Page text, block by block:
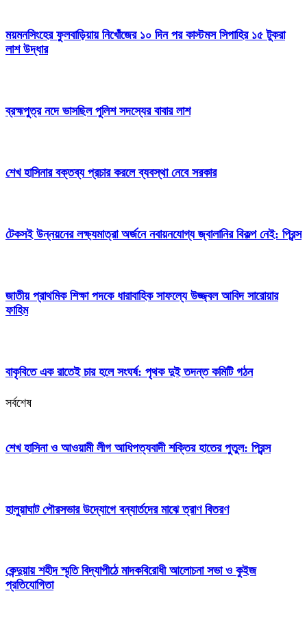
ময়মনসিংহের ফুলবাড়িয়ায় নিখোঁজের ১০ দিন পর কাস্টমস সিপাহির ১৫ টুকরা
লাশ উদ্ধার
ব্রহ্মপুত্র নদে ভাসছিল পুলিশ সদস্যের বাবার লাশ
শেখ হাসিনার বক্তব্য প্রচার করলে ব্যবস্থা নেবে সরকার
টেকসই উন্নয়নের লক্ষ্যমাত্রা অর্জনে নবায়নযোগ্য জ্বালানির বিকল্প নেই: প্রিন্স
জাতীয় প্রাথমিক শিক্ষা পদকে ধারাবাহিক সাফল্যে উজ্জ্বল আবিদ সারোয়ার
ফাহিম
বাকৃবিতে এক রাতেই চার হলে সংঘর্ষ: পৃথক দুই তদন্ত কমিটি গঠন
সর্বশেষ
শেখ হাসিনা ও আওয়ামী লীগ আধিপত্যবাদী শক্তির হাতের পুতুল: প্রিন্স
হালুয়াঘাট পৌরসভার উদ্যোগে বন্যার্তদের মাঝে ত্রাণ বিতরণ
কেন্দুয়ায় শহীদ স্মৃতি বিদ্যাপীঠে মাদকবিরোধী আলোচনা সভা ও কুইজ
প্রতিযোগিতা